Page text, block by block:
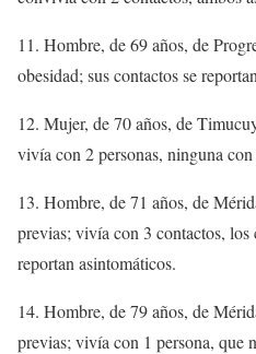
11. Hombre, de 69 años, de
obesidad; sus contactos se
12. Mujer, de 70 años, de
vivía con 2 personas, ninguna con
13. Hombre, de 71 años, de
previas; vivía con 3 contactos, los
reportan asintomáticos.
14. Hombre, de 79 años, de
previas; vivía con 1 persona, que